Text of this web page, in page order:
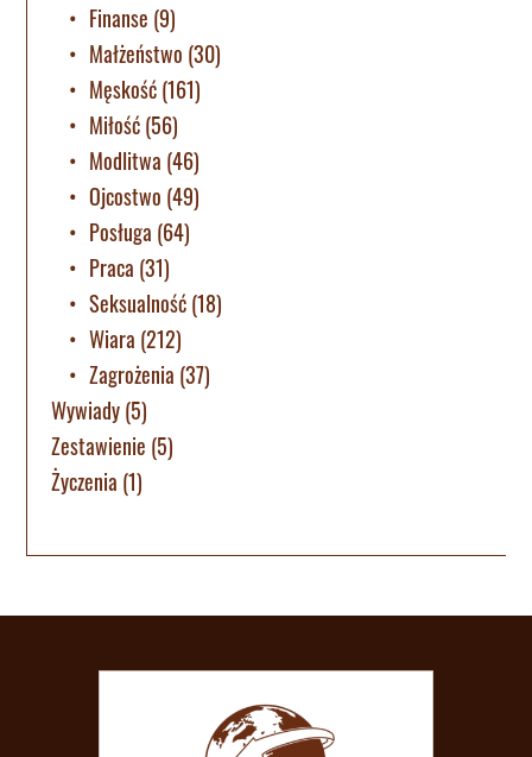
Finanse (9)
Małżeństwo (30)
Męskość(161)
Miłość(56)
Modlitwa (46)
Ojcostwo (49)
Posługa (64)
Praca (31)
Seksualność(18)
Wiara (212)
Zagrożenia (37)
Wywiady(5)
Zestawienie (5)
Życzenia (1)